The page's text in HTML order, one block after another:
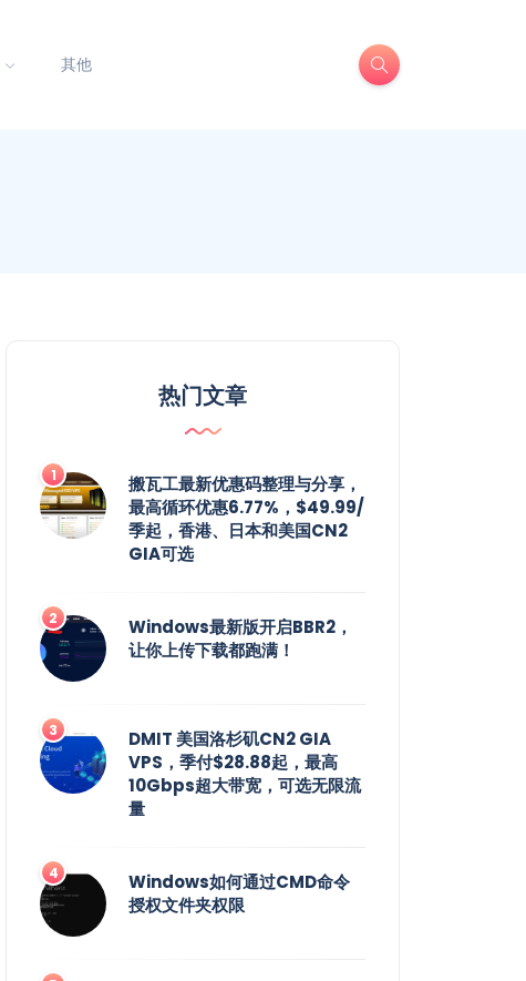
其他
热门文章
搬瓦工最新优惠码整理与分享，
最高循环优惠6.77%，$49.99/
季起，香港、日本和美国CN2
GIA可选
Windows最新版开启BBR2，
让你上传下载都跑满！
DMIT 美国洛杉矶CN2 GIA
VPS，季付$28.88起，最高
10Gbps超大带宽，可选无限流
量
Windows如何通过CMD命令
授权文件夹权限